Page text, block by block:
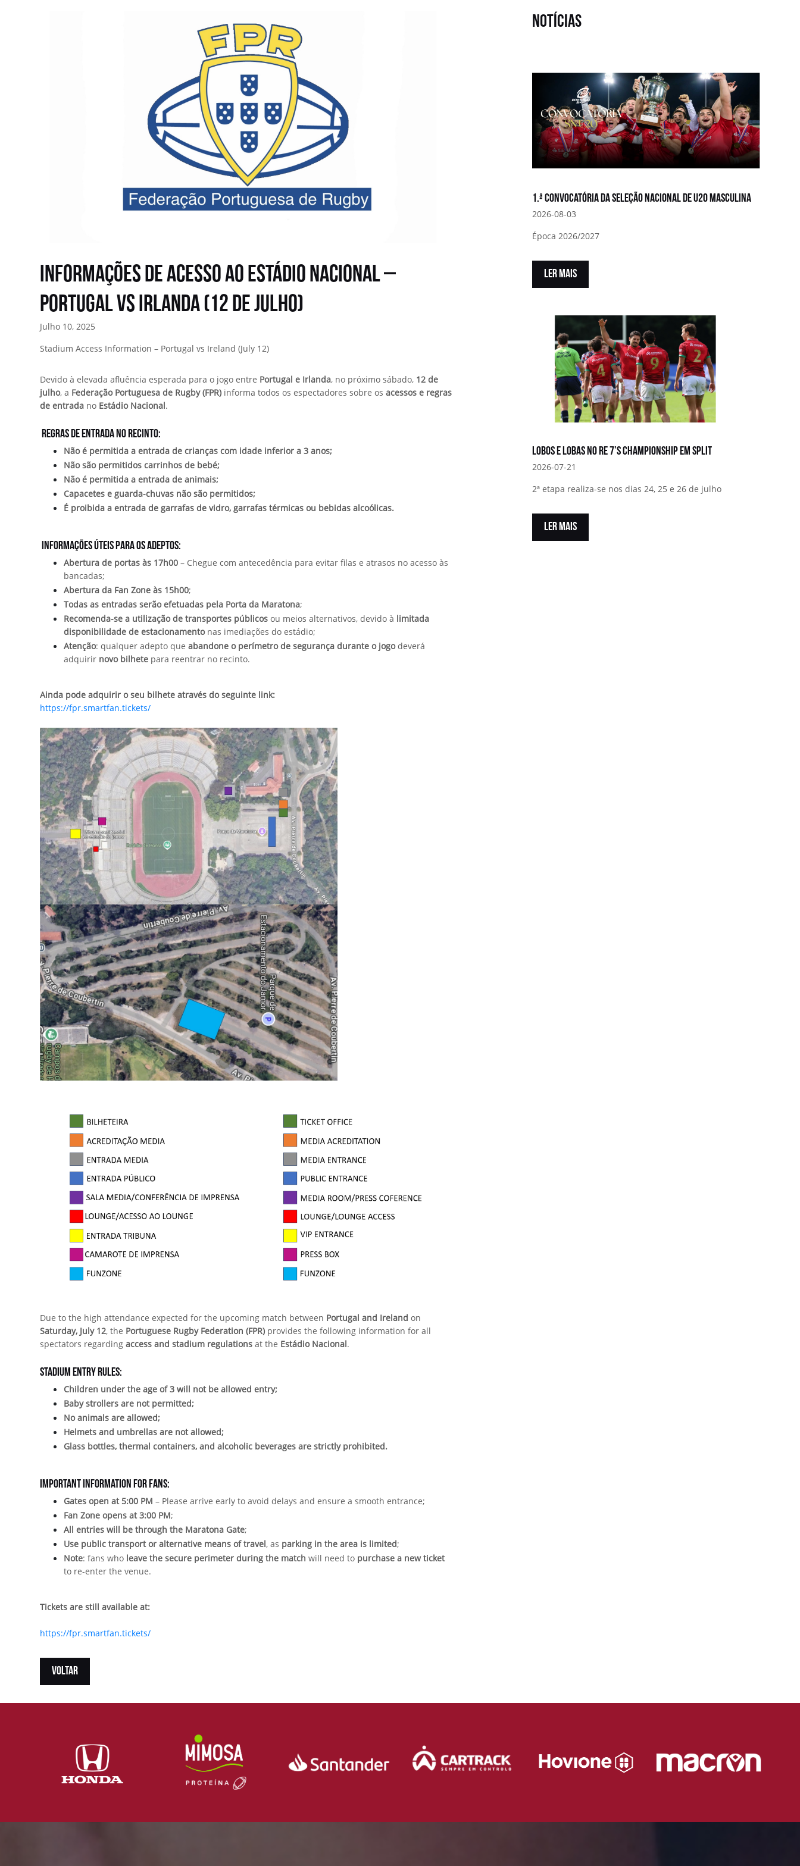
Informações de Acesso ao Estádio Nacional –
Portugal vs Irlanda (12 de julho)
Julho 10, 2025
Stadium Access Information – Portugal vs Ireland (July 12)
Devido à elevada afluência esperada para o jogo entre Portugal e Irlanda, no próximo sábado, 12 de
julho, a Federação Portuguesa de Rugby (FPR) informa todos os espectadores sobre osacessos e regras
de entrada no Estádio Nacional.
Regras de Entrada no Recinto:
Não é permitida a entrada de crianças com idade inferior a 3 anos;
Não são permitidos carrinhos de bebé;
Não é permitida a entrada de animais;
Capacetes e guarda-chuvas não são permitidos;
É proibida a entrada de garrafas de vidro, garrafas térmicas ou bebidas alcoólicas.
Informações Úteis para os Adeptos:
Abertura de portas às 17h00 – Chegue com antecedência para evitar filas e atrasos no acesso às
bancadas;
Abertura da Fan Zone às 15h00;
Todas as entradas serão efetuadas pela Porta da Maratona;
Recomenda-se a utilização de transportes públicos ou meios alternativos, devido à limitada
disponibilidade de estacionamentonas imediações do estádio;
Atenção: qualquer adepto queabandone o perímetro de segurança durante o jogodeverá
adquirir novo bilhete para reentrar no recinto.
Ainda pode adquirir o seu bilhete através do seguinte link:
https://fpr.smartfan.tickets/
Due to the high attendance expected for the upcoming match between Portugal and Ireland on
Saturday, July 12, the Portuguese Rugby Federation (FPR) provides the following information for all
spectators regardingaccess and stadium regulations at the Estádio Nacional.
Stadium Entry Rules:
Children under the age of 3 will not be allowed entry;
Baby strollers are not permitted;
No animals are allowed;
Helmets and umbrellas are not allowed;
Glass bottles, thermal containers, and alcoholic beverages are strictly prohibited.
Important Information for Fans:
Gates open at 5:00 PM – Please arrive early to avoid delays and ensure a smooth entrance;
Fan Zone opens at 3:00 PM;
All entries will be through the Maratona Gate;
Use public transport or alternative means of travel, as parking in the area is limited;
Note: fans who leave the secure perimeter during the match will need to purchase a new ticket
to re-enter the venue.
Tickets are still available at:
https://fpr.smartfan.tickets/
VOLTAR
notícias
1.ª convocatória da Seleção Nacional de U20 Masculina
2026-08-03
Época 2026/2027
LER MAIS
Lobos e Lobas no RE 7’s Championship em Split
2026-07-21
2ª etapa realiza-se nos dias 24, 25 e 26 de julho
LER MAIS